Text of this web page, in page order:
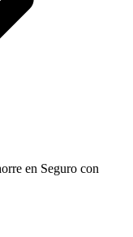
en Seguro con